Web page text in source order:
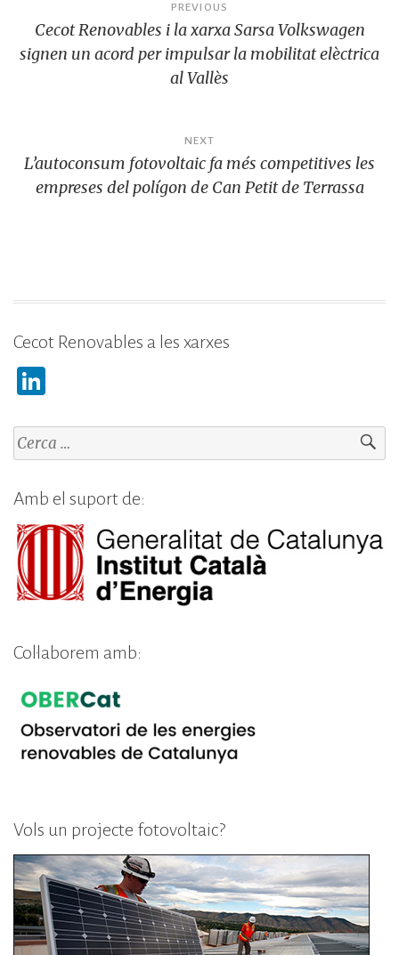
o
k
p k ix
d'entrades
PREVIOUS
Cecot Renovables i la xarxa Sarsa Volkswagen
signen un acord per impulsar la mobilitat elèctrica
al Vallès
NEXT
L’autoconsum fotovoltaic fa més competitives les
empreses del polígon de Can Petit de Terrassa
Cecot Renovables a les xarxes
k
e
dI
n
Cerca:
Amb el suport de:
Col·laborem amb:
Vols un projecte fotovoltaic?